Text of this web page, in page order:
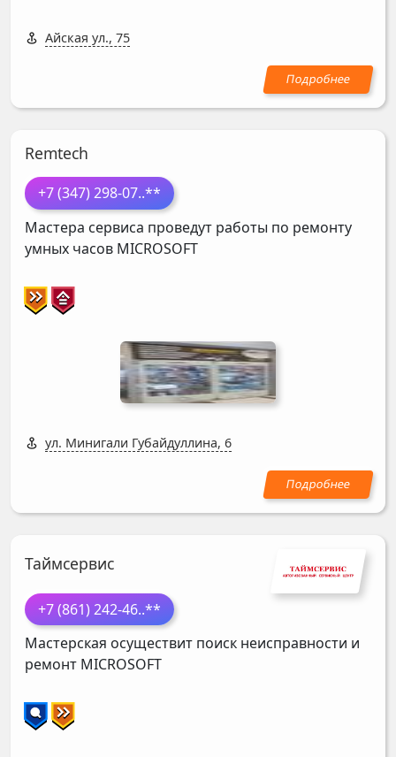
Айская ул., 75
Remtech
+7 (347) 298-07..**
Мастера сервиса проведут работы по ремонту
умных часов MICROSOFT
ул. Минигали Губайдуллина, 6
Таймсервис
+7 (861) 242-46..**
Мастерская осуществит поиск неисправности и
ремонт MICROSOFT